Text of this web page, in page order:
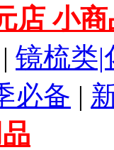
店 小
| 镜梳类|
必备 |